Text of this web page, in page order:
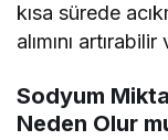
kısa sürede
alımını
Sodyum
Neden Olur